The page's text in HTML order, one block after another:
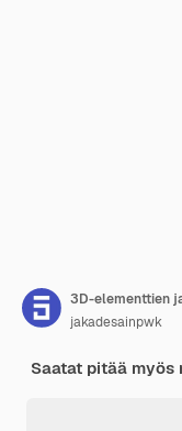
3D-elementtien
jakadesainpwk
Saatat pitää